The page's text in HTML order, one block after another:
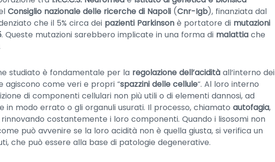
Consiglio nazionale delle ricerche di Napoli (Cnr-Igb), finanziata dal
che il 5% circa dei pazienti Parkinson è portatore di mutazioni
. Queste mutazioni sarebbero implicate in una forma di malattia che
studiato è fondamentale per la regolazione dell’acidità all’interno dei
agiscono come veri e propri “spazzini delle cellule“. Al loro interno
di componenti cellulari non più utili o di elementi dannosi, ad
in modo errato o gli organuli usurati. Il processo, chiamato autofagia,
costantemente i loro componenti. Quando i lisosomi non
può avvenire se la loro acidità non è quella giusta, si verifica un
che può essere alla base di patologie degenerative.